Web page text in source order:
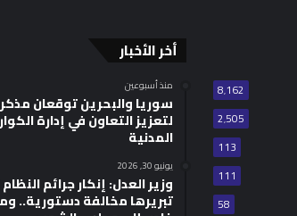
8٬162
2٬505
113
111
58
أخر الأخبار
منذ أسبوعين
سوريا والبحرين توقعان
لتعزيز التعاون في إدارة
المدنية
يونيو 30, 2026
وزير العدل: إنكار جرائم النظام
تبريرها مخالفة دستورية..